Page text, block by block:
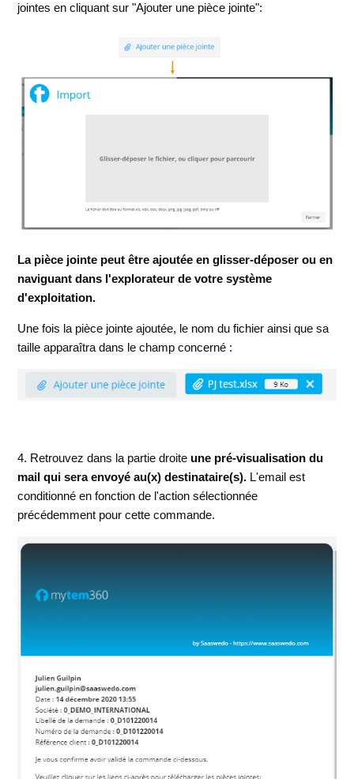
jointes en cliquant sur "Ajouter une pièce jointe":
La pièce jointe peut être ajoutée en glisser-déposer ou en
naviguant dans l'explorateur de votre système
d'exploitation.
Une fois la pièce jointe ajoutée, le nom du fichier ainsi que sa
taille apparaîtra dans le champ concerné :
4. Retrouvez dans la partie droite une pré-visualisation du
mail qui sera envoyé au(x) destinataire(s). L'email est
conditionné en fonction de l'action sélectionnée
précédemment pour cette commande.